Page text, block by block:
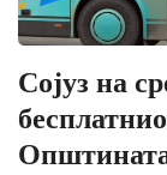
Сојуз на